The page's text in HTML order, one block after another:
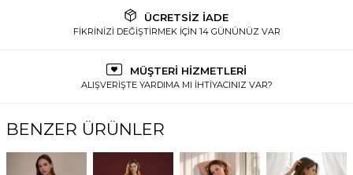
ÜCRETSİZ İADE
FİKRİNİZİ DEĞİŞTİRMEK İÇİN 14 GÜNÜNÜZ VAR
MÜŞTERİ HİZMETLERİ
ALIŞVERİŞTE YARDIMA MI İHTİYACINIZ VAR?
BENZER ÜRÜNLER